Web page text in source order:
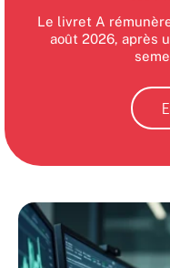
Le livret A
août 2026, après